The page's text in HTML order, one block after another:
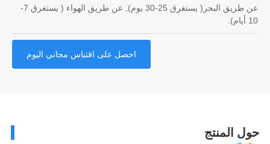
عن طريق البحر( يستغرق 25-30 يوم), عن طريق الهواء ( يستغرق 7-
احصل على اقتباس مجاني اليوم
المنتج